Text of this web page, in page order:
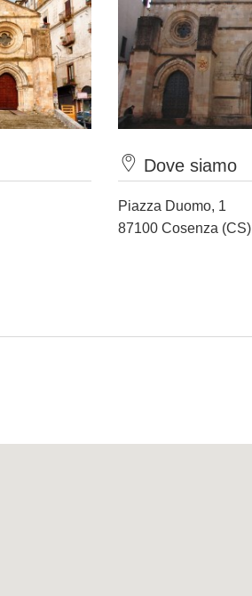
Dove siamo
Piazza Duomo, 1
87100 Cosenza (CS)